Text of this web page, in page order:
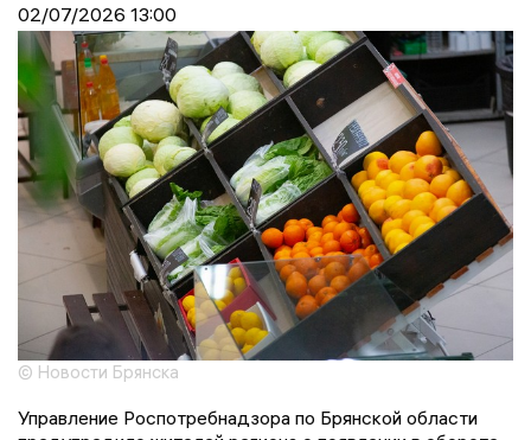
02/07/2026 13:00
© Новости Брянска
Управление Роспотребнадзора по Брянской области